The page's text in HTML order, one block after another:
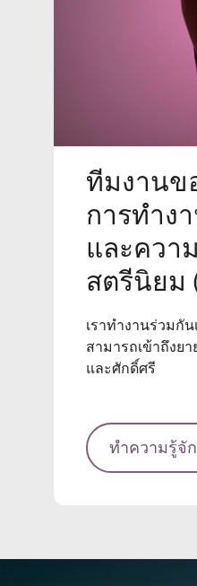
ทีมงานข
การทำง
และควา
สตรีนิยม
เราทำงานร่วมกั
สามารถเข้าถึงย
และศักดิ์ศรี
ทำความรู้จั